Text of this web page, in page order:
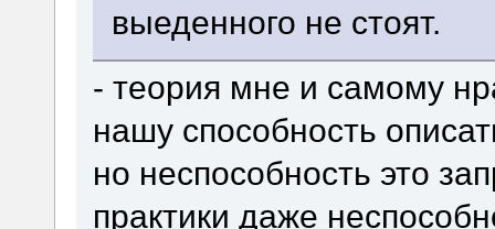
выеденного не стоят.
- теория мне и самому
нашу способность
но неспособность это
практики даже